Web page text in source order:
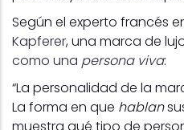
Según el experto francés
Kapferer, una marca de
como una persona viva:
“La personalidad de la
La forma en que hablan